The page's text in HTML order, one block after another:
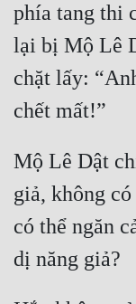
Đồng Nhân
Cẩu Đạo Trường Sinh
Ngự Thú
Truyện Nam
Truyện Nữ
Vô Địch Lưu
Xây Dựng Thế Lực
phía tang thi
lại bị Mộ Lê
chặt lấy:
chết mất!”
Mộ Lê Dật
giả, không
có thể ngăn
dị năng giả?